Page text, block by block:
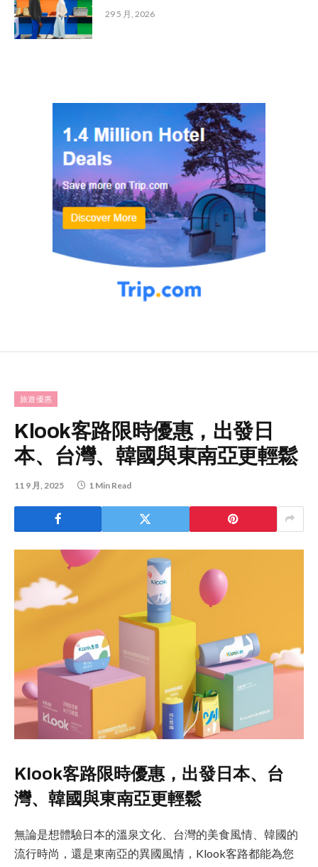
29 5 月, 2026
旅遊優惠
Klook客路限時優惠，出發日
本、台灣、韓國與東南亞更輕鬆
11 9 月, 2025 1 Min Read
Klook客路限時優惠，出發日本、台
灣、韓國與東南亞更輕鬆
無論是想體驗日本的溫泉文化、台灣的美食風情、韓國的
流行時尚，還是東南亞的異國風情，Klook客路都能為您